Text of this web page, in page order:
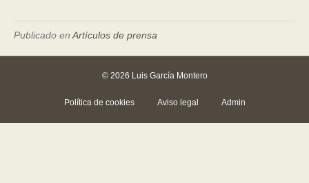
Publicado en Artículos de prensa
© 2026 Luis García Montero
Política de cookies Aviso legal Admin